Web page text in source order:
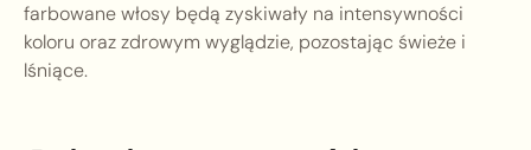
farbowane włosy będą zyskiwały na intensywności
koloru oraz zdrowym wyglądzie, pozostając świeże i
lśniące.